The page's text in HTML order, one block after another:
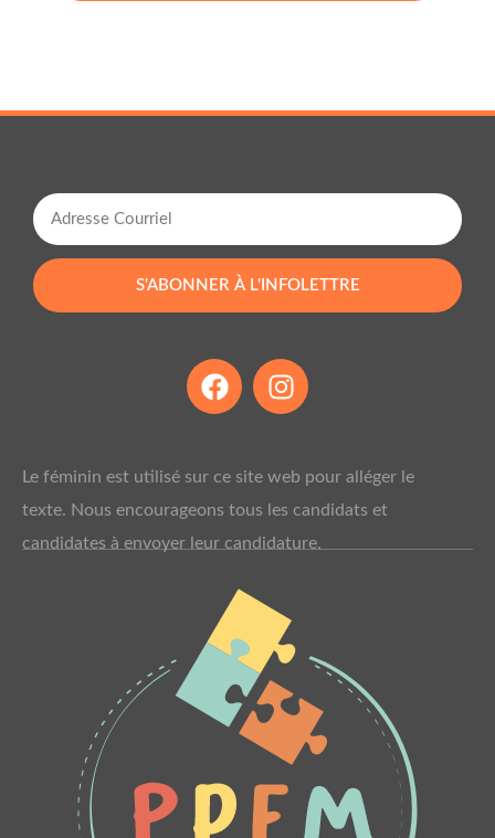
Email
S'ABONNER À L'INFOLETTRE
F
a
b
o
o
I
n
a
g
r
Le féminin est utilisé sur ce site web pour alléger le
texte. Nous encourageons tous les candidats et
candidates à envoyer leur candidature.